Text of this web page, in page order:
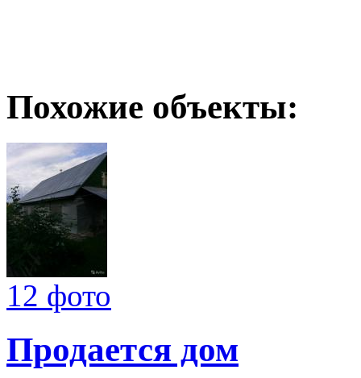
Похожие объекты:
12 фото
Продается дом